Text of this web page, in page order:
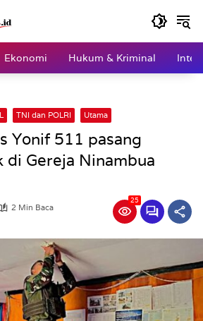
Ekonomi Hukum & Kriminal
TNI dan POLRI Utama
Yonif 511 pasang
Gereja Ninambua
2 Min Baca
25